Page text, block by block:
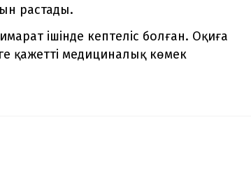
растады.
ішінде кептеліс болған. Оқиға
қажетті медициналық көмек